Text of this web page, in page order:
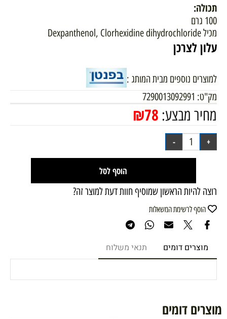
תכולה:
100 גרם
מכיל Dexpanthenol, Clorhexidine dihydrochloride
עלון לצרכן
למוצרים נוספים מבית המותג :
מק"ט: 7290013092991
מחיר מבצע: ₪78
הוסף לסל
רוצה להיות הראשון שמוסיף חוות דעת למוצר זה?
הוסף לרשימת המשאלות
מוצרים דומים תנאי משלוח
מוצרים דומים